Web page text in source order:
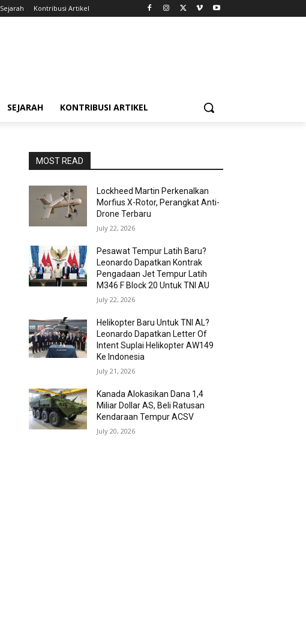
Sejarah Kontribusi Artikel
SEJARAH KONTRIBUSI ARTIKEL
MOST READ
Lockheed Martin Perkenalkan
Morfius X-Rotor, Perangkat Anti-
Drone Terbaru
July 22, 2026
Pesawat Tempur Latih Baru?
Leonardo Dapatkan Kontrak
Pengadaan Jet Tempur Latih
M346 F Block 20 Untuk TNI AU
July 22, 2026
Helikopter Baru Untuk TNI AL?
Leonardo Dapatkan Letter Of
Intent Suplai Helikopter AW149
Ke Indonesia
July 21, 2026
Kanada Alokasikan Dana 1,4
Miliar Dollar AS, Beli Ratusan
Kendaraan Tempur ACSV
July 20, 2026